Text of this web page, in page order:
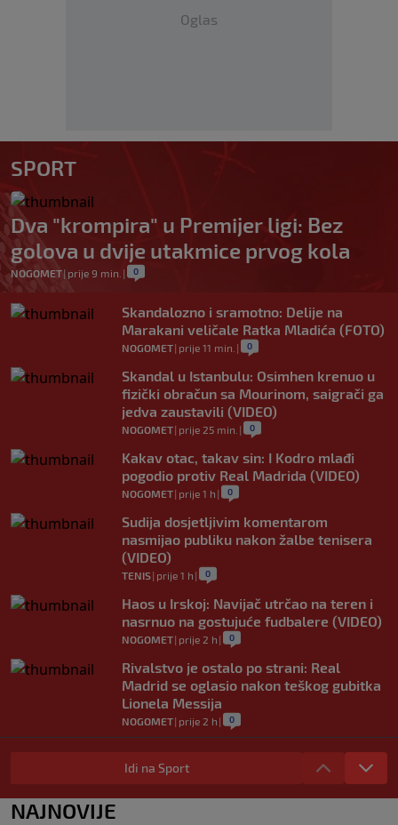
Oglas
SPORT
Dva "krompira" u Premijer ligi: Bez
golova u dvije utakmice prvog kola
NOGOMET| prije 9 min. | 0
Skandalozno i sramotno: Delije na
Marakani veličale Ratka Mladića (FOTO)
NOGOMET| prije 11 min. | 0
Skandal u Istanbulu: Osimhen krenuo u
fizički obračun sa Mourinom, saigrači ga
jedva zaustavili (VIDEO)
NOGOMET| prije 25 min. | 0
Kakav otac, takav sin: I Kodro mlađi
pogodio protiv Real Madrida (VIDEO)
NOGOMET| prije 1 h | 0
Sudija dosjetljivim komentarom
nasmijao publiku nakon žalbe tenisera
(VIDEO)
TENIS| prije 1 h | 0
Haos u Irskoj: Navijač utrčao na teren i
nasrnuo na gostujuće fudbalere (VIDEO)
NOGOMET| prije 2 h | 0
Rivalstvo je ostalo po strani: Real
Madrid se oglasio nakon teškog gubitka
Lionela Messija
NOGOMET| prije 2 h | 0
WNBA igračice odgovorile Kanteru
nakon provokacije: "Nećemo biti politički
0
Idi na Sport
NAJNOVIJE